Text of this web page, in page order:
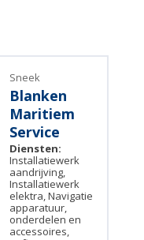
Sneek
Blanken
Maritiem
Service
Diensten:
Installatiewerk
aandrijving,
Installatiewerk
elektra, Navigatie
apparatuur,
onderdelen en
accessoires,